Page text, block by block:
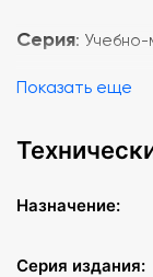
Серия: Учебно-
Страниц: 96
Переплет:
:
Показать еще
Назначение:
Серия издания: